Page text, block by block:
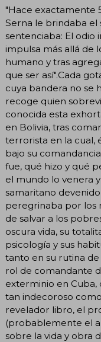
"Hace exactamente
Serna le brindaba el
sentenciaba: El odio
impulsa más allá de
humano y tras
que ser así".Cada
cuya bandera no se
recoge quien
conocida esta
en Bolivia, tras
terrorista en la cual,
bajo su
fue, qué hizo y qué
el mundo lo venera
samaritano
peregrinaba por los
de salvar a los
oscura vida, su
psicología y sus
tanto en su rutina
rol de comandante
exterminio en Cuba,
tan indecoroso
revelador libro, el
(probablemente el
sobre la vida y obra